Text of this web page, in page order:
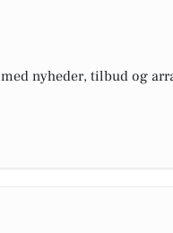
nyheder, tilbud og